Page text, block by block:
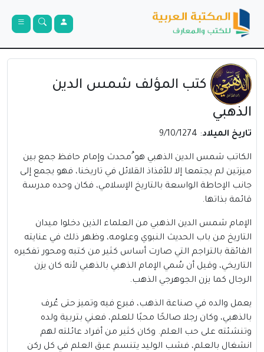
كتب المؤلف شمس الدين
الذهبي
تاريخ الميلاد: 9/10/1274
الكاتب شمس الدين الذهبي هو ُمحدث وإمام حافظ جمع بين
ميزتين لم يجتمعا إلا للأفذاذ القلائل في تاريخنا، فهو يجمع إلى
جانب الإحاطة الواسعة بالتاريخ الإسلامي، فكان وحده مدرسة
قائمة بذاتها.
الإمام شمس الدين الذهبي من العلماء الذين دخلوا ميدان
التاريخ من باب الحديث النبوي وعلومه، وظهر ذلك في عنايته
الفائقة بالتراجم التي صارت أساس كثير من كتبه ومحور تفكيره
التاريخي، وقيل أن سُمي الإمام الذهبي بالذهبي لأنه كان يزن
الرجال كما يزن الجوهرجي الذهب.
يعمل والده في صناعة الذهب، فبرع فيه وتميز حتى عُرف
بالذهبي، وكان رجلا صالحًا محبًا للعلم، فعني بتربية ولده
وتنشئته على حب العلم. وكان كثير من أفراد عائلته لهم
انشغال بالعلم، فشب الوليد يتنسم عبق العلم في كل ركن